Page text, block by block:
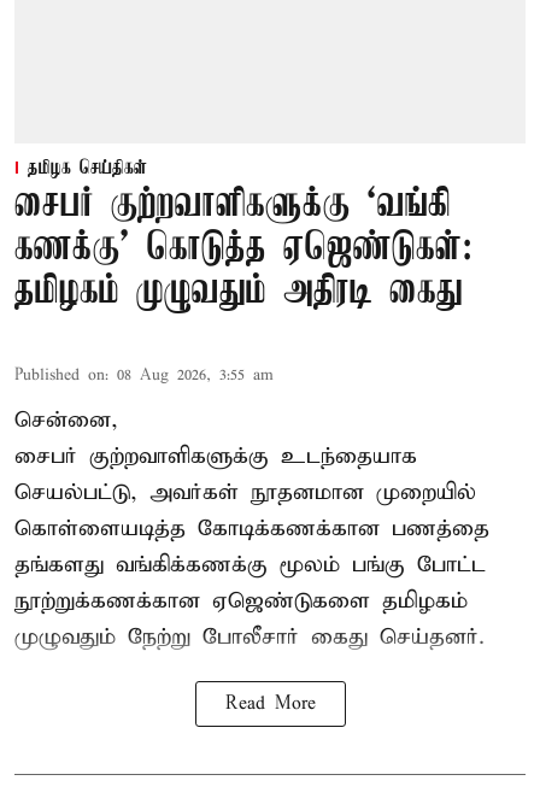
தமிழக செய்திகள்
சைபர் குற்றவாளிகளுக்கு ‘வங்கி
கணக்கு’ கொடுத்த ஏஜெண்டுகள்:
தமிழகம் முழுவதும் அதிரடி கைது
Published on: 08 Aug 2026, 3:55 am
சென்னை,
சைபர் குற்றவாளிகளுக்கு உடந்தையாக
செயல்பட்டு, அவர்கள் நூதனமான முறையில்
கொள்ளையடித்த கோடிக்கணக்கான பணத்தை
தங்களது வங்கிக்கணக்கு மூலம் பங்கு போட்ட
நூற்றுக்கணக்கான ஏஜெண்டுகளை தமிழகம்
முழுவதும் நேற்று போலீசார் கைது செய்தனர்.
Read More